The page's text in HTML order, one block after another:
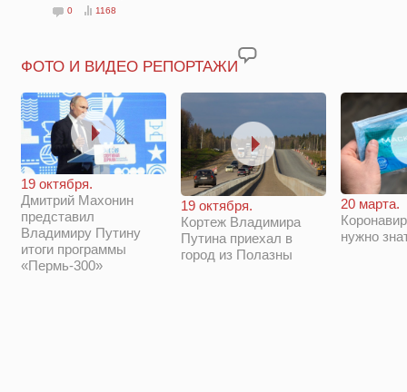
0 1168
ФОТО И ВИДЕО РЕПОРТАЖИ
19 октября.
Дмитрий Махонин
представил
Владимиру Путину
итоги программы
«Пермь-300»
19 октября.
Кортеж Владимира
Путина приехал в
город из Полазны
20 марта.
нужно